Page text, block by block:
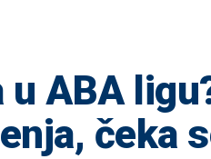
u ABA
čeka